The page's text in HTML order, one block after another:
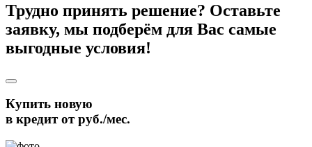
Трудно принять решение? Оставьте
заявку, мы подберём для Вас самые
выгодные условия!
Купить новую
в кредит отруб./мес.